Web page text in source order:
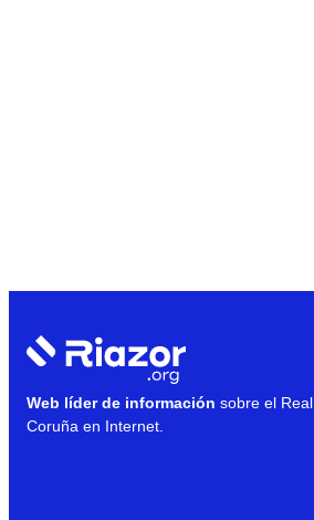
Web líder de información sobre el
Coruña en Internet.